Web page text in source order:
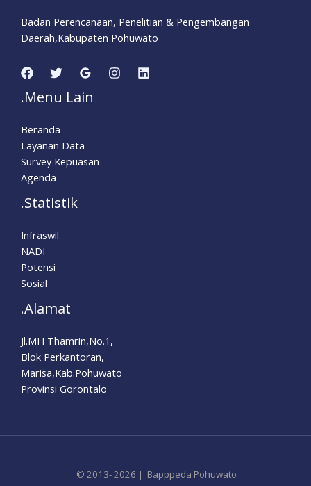
Badan Perencanaan, Penelitian & Pengembangan
Daerah,Kabupaten Pohuwato
.Menu Lain
Beranda
Layanan Data
Survey Kepuasan
Agenda
.Statistik
Infraswil
NADI
Potensi
Sosial
.Alamat
Jl.MH Thamrin,No.1,
Blok Perkantoran,
Marisa,Kab.Pohuwato
Provinsi Gorontalo
© 2013- 2026 | Bapppeda Pohuwato